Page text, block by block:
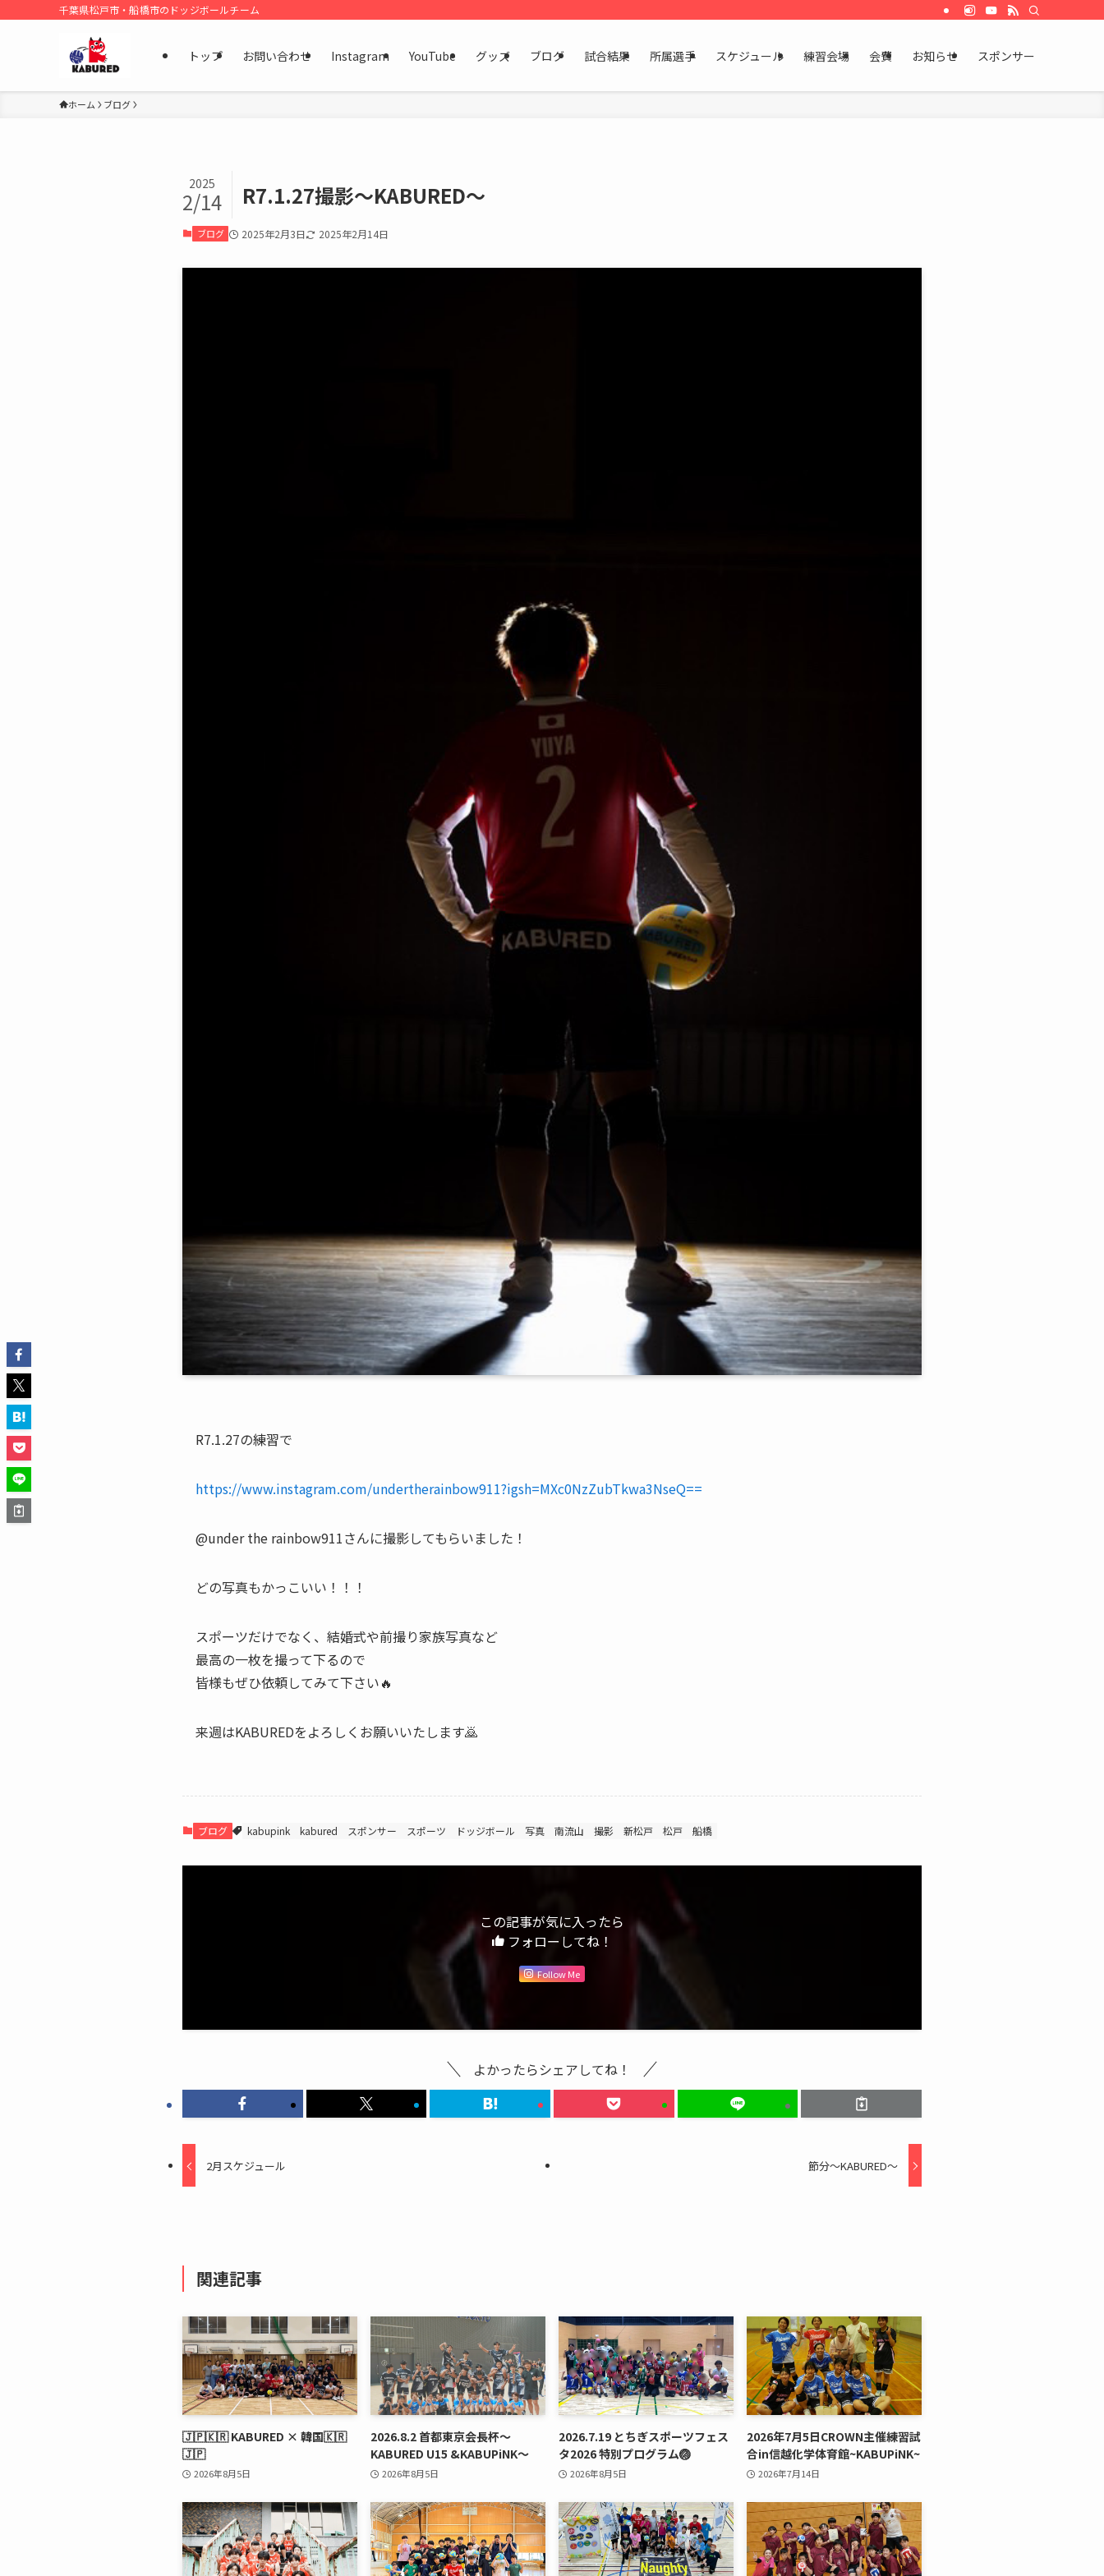
千葉県松戸市・船橋市のドッジボールチーム
トップ お問い合わせ Instagram YouTube グッズ ブログ 試合結果 所属選手 スケジュール 練習会場 会費 お知らせ スポンサー
ホーム ブログ
R7.1.27撮影〜KABURED〜
2025
2/14
ブログ 2025年2月3日 2025年2月14日
R7.1.27の練習で
https://www.instagram.com/undertherainbow911?igsh=MXc0NzZubTkwa3NseQ==
@under the rainbow911さんに撮影してもらいました！
どの写真もかっこいい！！！
スポーツだけでなく、結婚式や前撮り家族写真など
最高の一枚を撮って下るので
皆様もぜひ依頼してみて下さい🔥
来週はKABUREDをよろしくお願いいたします🙇
ブログ kabupink kabured スポンサー スポーツ ドッジボール 写真 南流山 撮影 新松戸 松戸 船橋
この記事が気に入ったら
フォローしてね！
Follow Me
よかったらシェアしてね！
2月スケジュール 節分〜KABURED〜
関連記事
🇯🇵🇰🇷 KABURED × 韓国🇰🇷
🇯🇵
2026年8月5日
2026.8.2 首都東京会長杯〜
KABURED U15 &KABUPiNK〜
2026年8月5日
2026.7.19 とちぎスポーツフェス
タ2026 特別プログラム🏐
2026年8月5日
2026年7月5日CROWN主催練習試
合in信越化学体育館~KABUPiNK~
2026年7月14日